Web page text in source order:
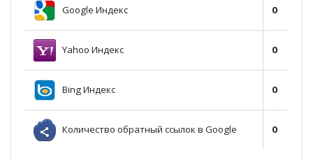
Google Индекс 0
Yahoo Индекс 0
Bing Индекс 0
Количество обратный ссылок в Google 0